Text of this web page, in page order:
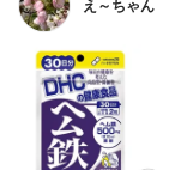
え～ちゃん